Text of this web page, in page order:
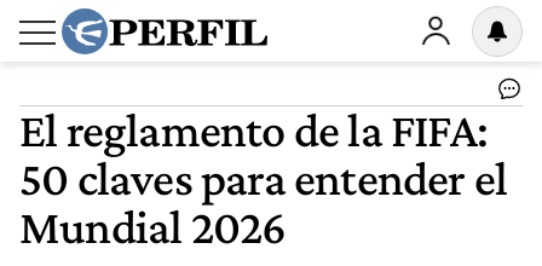
El reglamento de la FIFA:
50 claves para entender el
Mundial 2026